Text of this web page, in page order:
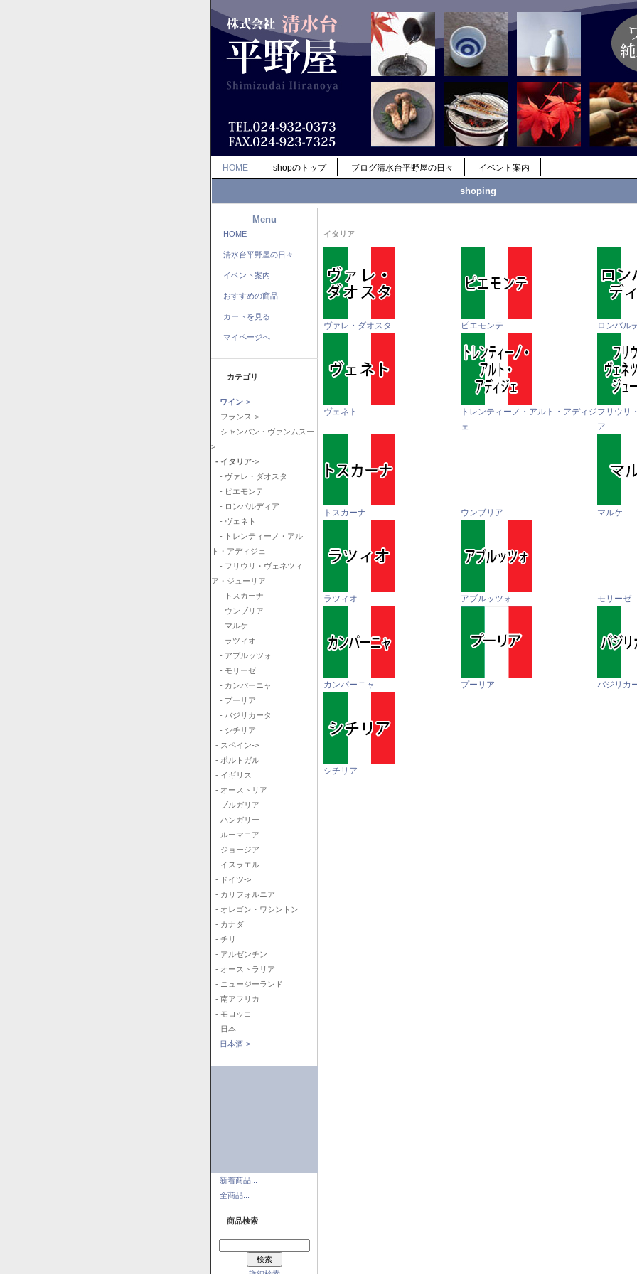
HOME shopのトップ ブログ清水台平野屋の日々 イベント案内
shoping
Menu
HOME
清水台平野屋の日々
イベント案内
おすすめの商品
カートを見る
マイページへ
カテゴリ
ワイン->
- フランス->
- シャンパン・ヴァンムスー-
>
- イタリア->
- ヴァレ・ダオスタ
- ピエモンテ
- ロンバルディア
- ヴェネト
- トレンティーノ・アル
ト・アディジェ
- フリウリ・ヴェネツィ
ア・ジューリア
- トスカーナ
- ウンブリア
- マルケ
- ラツィオ
- アブルッツォ
- モリーゼ
- カンパーニャ
- プーリア
- バジリカータ
- シチリア
- スペイン->
- ポルトガル
- イギリス
- オーストリア
- ブルガリア
- ハンガリー
- ルーマニア
- ジョージア
- イスラエル
- ドイツ->
- カリフォルニア
- オレゴン・ワシントン
- カナダ
- チリ
- アルゼンチン
- オーストラリア
- ニュージーランド
- 南アフリカ
- モロッコ
- 日本
日本酒->
新着商品...
全商品...
商品検索
イタリア
ヴァレ・ダオスタ ピエモンテ ロンバル
ヴェネト
トレンティーノ・アルト・アディジ
ェ
フリウリ
ア
トスカーナ ウンブリア マルケ
ラツィオ アブルッツォ モリーゼ
カンパーニャ プーリア バジリカ
シチリア